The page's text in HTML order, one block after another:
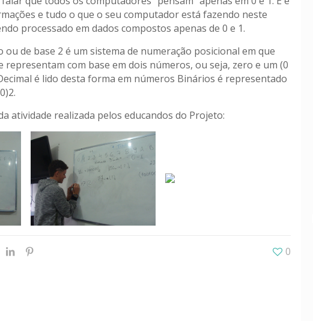
e tudo o que o seu computador está fazendo neste
processado em dados compostos apenas de 0 e 1.
ou de base 2 é um sistema de numeração posicional em que
representam com base em dois números, ou seja, zero e um (0
é lido desta forma em números Binários é representado
atividade realizada pelos educandos do Projeto:
0